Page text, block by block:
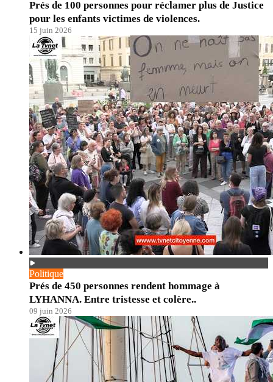
Prés de 100 personnes pour réclamer plus de Justice
pour les enfants victimes de violences.
15 juin 2026
Politique
Prés de 450 personnes rendent hommage à
LYHANNA. Entre tristesse et colère..
09 juin 2026